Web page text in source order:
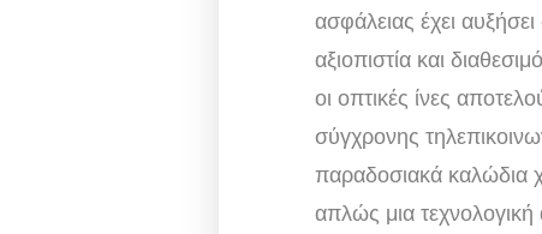
ασφάλειας έχει
αξιοπιστία και
οι οπτικές ίνες
σύγχρονης
παραδοσιακά καλώδια
απλώς μια